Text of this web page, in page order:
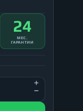
24
МЕС.
ГАРАНТИИ